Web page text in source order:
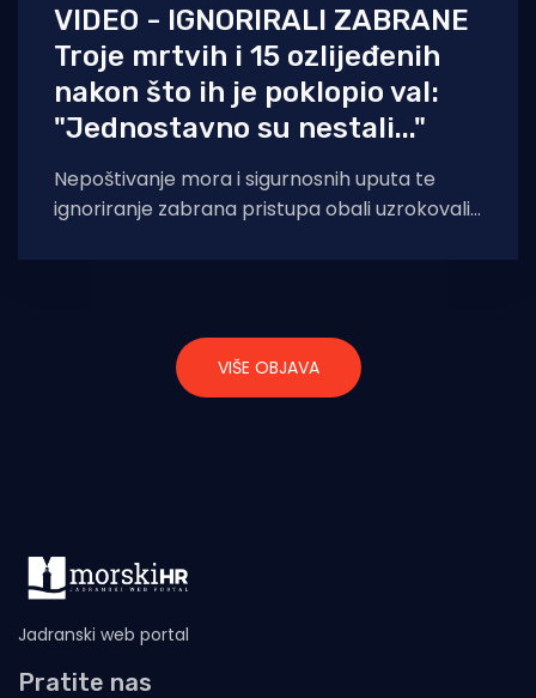
VIDEO - IGNORIRALI ZABRANE
Troje mrtvih i 15 ozlijeđenih
nakon što ih je poklopio val:
"Jednostavno su nestali..."
Nepoštivanje mora i sigurnosnih uputa te
ignoriranje zabrana pristupa obali uzrokovali
Tenerifa, gdje su
VIŠE OBJAVA
Jadranski web portal
Pratite nas